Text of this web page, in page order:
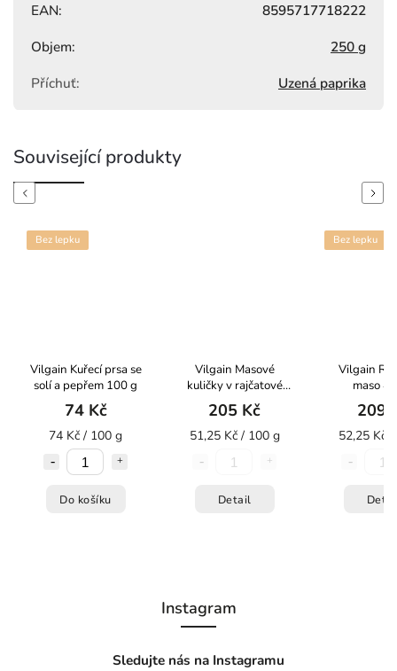
EAN:
8595717718222
Objem:
250 g
Příchuť: Uzená paprika
Související produkty
Previous
Bez lepku
Vilgain Kuřecí prsa se
solí a pepřem 100 g
74 Kč
74 Kč / 100 g
Do košíku
Vilgain Masové
kuličky v rajčatové
omáčce 400g
205 Kč
51,25 Kč / 100 g
Detail
Bez lepku
Vilgain
maso
209
52,25 Kč
Next
Instagram
Sledujte nás na Instagramu